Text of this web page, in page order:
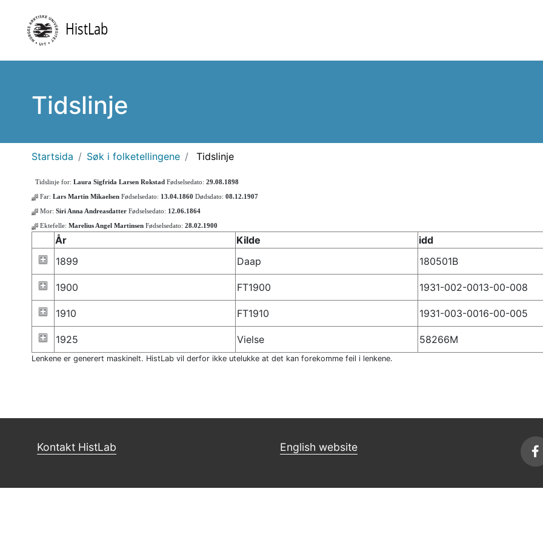
Tidslinje
Startsida Søk i folketellingene Tidslinje
Tidslinje for: Laura Sigfrida Larsen Rokstad Fødselsedato: 29.08.1898
Far: Lars Martin Mikaelsen Fødselsedato: 13.04.1860 Dødsdato: 08.12.1907
Mor: Siri Anna Andreasdatter Fødselsedato: 12.06.1864
Ektefelle: Marelius Angel Martinsen Fødselsedato: 28.02.1900
År Kilde
idd
1899
Daap 180501B
1900 FT1900 1931-002-0013-00-008
1910 FT1910 1931-003-0016-00-005
1925 Vielse 58266M
Lenkene er generert maskinelt. HistLab vil derfor ikke utelukke at det kan forekomme feil i lenkene.
Kontakt HistLab English website